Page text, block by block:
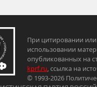
При цитировании
использовании
опубликованных на
kprf.ru, ссылка на
© 1993-2026